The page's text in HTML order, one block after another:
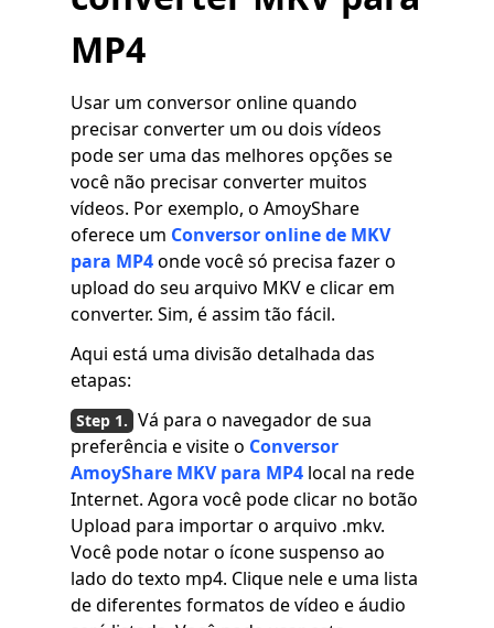
MP4
Usar um conversor online quando
precisar converter um ou dois vídeos
pode ser uma das melhores opções se
você não precisar converter muitos
vídeos. Por exemplo, o AmoyShare
oferece um Conversor online de MKV
para MP4onde você só precisa fazer o
upload do seu arquivo MKV e clicar em
converter. Sim, é assim tão fácil.
Aqui está uma divisão detalhada das
etapas:
Vá para o navegador de sua
preferência e visite o Conversor
AmoyShare MKV para MP4 local na rede
Internet. Agora você pode clicar no botão
Upload para importar o arquivo .mkv.
Você pode notar o ícone suspenso ao
lado do texto mp4. Clique nele e uma lista
de diferentes formatos de vídeo e áudio